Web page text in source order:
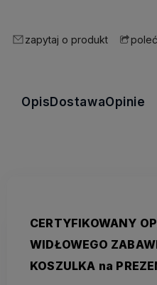
zapytaj o produkt
OpisDostawaOpinie
CERTYFIKOWANY
WIDŁOWEGO
KOSZULKA na